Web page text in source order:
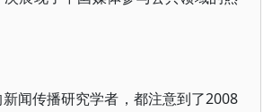
闻传播研究学者，都注意到了2008